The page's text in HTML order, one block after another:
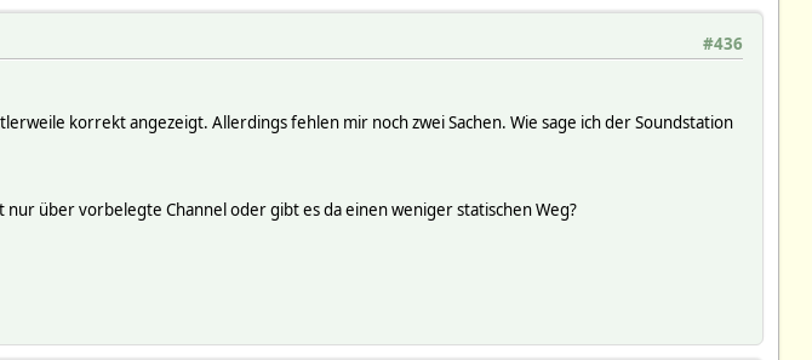
#436
korrekt angezeigt. Allerdings fehlen mir noch zwei Sachen. Wie sage ich der Soundstation
über vorbelegte Channel oder gibt es da einen weniger statischen Weg?